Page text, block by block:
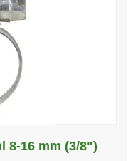
8-16 mm (3/8")